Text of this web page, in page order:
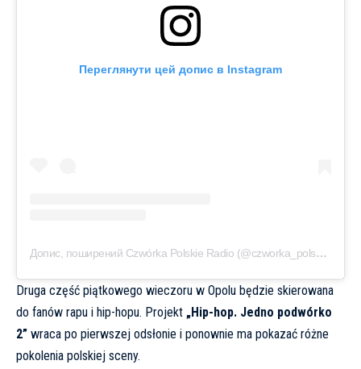
Переглянути цей допис в Instagram
Допис, поширений Czwórka Polskie Radio (@czworka_polskieradio)
Druga część piątkowego wieczoru w Opolu będzie skierowana
do fanów rapu i hip-hopu. Projekt „Hip-hop. Jedno podwórko
2” wraca po pierwszej odsłonie i ponownie ma pokazać różne
pokolenia polskiej sceny.